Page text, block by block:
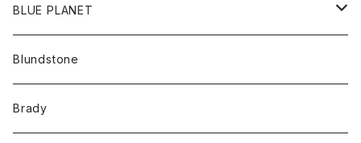
パンツ
アウター
カーディガン
コート
アクセサリー
バッグ
キッズ
BLUE PLANET
サングラス
Blundstone
Brady